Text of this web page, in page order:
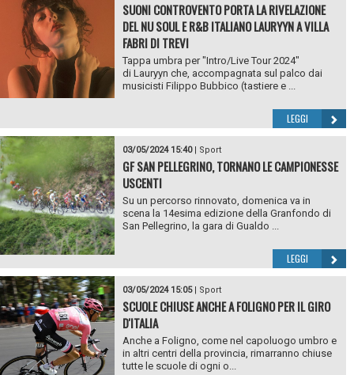
SUONI CONTROVENTO PORTA LA RIVELAZIONE
DEL NU SOUL E R&B ITALIANO LAURYYN A VILLA
FABRI DI TREVI
Tappa umbra per "Intro/Live Tour 2024"
di Lauryyn che, accompagnata sul palco dai
musicisti Filippo Bubbico (tastiere e ...
LEGGI
03/05/2024 15:40| Sport
GF SAN PELLEGRINO, TORNANO LE CAMPIONESSE
USCENTI
Su un percorso rinnovato, domenica va in
scena la 14esima edizione della Granfondo di
San Pellegrino, la gara di Gualdo ...
LEGGI
03/05/2024 15:05| Sport
SCUOLE CHIUSE ANCHE A FOLIGNO PER IL GIRO
D'ITALIA
Anche a Foligno, come nel capoluogo umbro e
in altri centri della provincia, rimarranno chiuse
tutte le scuole di ogni o...